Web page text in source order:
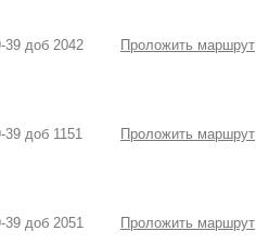
39 доб 2042 Проложить маршрут
39 доб 1151 Проложить маршрут
39 доб 2051 Проложить маршрут